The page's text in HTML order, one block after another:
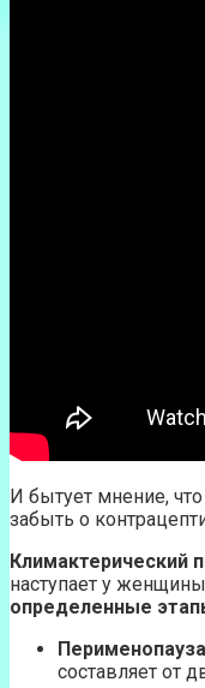
И бытует мнение,
забыть о
Климактерический
наступает у
определенные
составляет от